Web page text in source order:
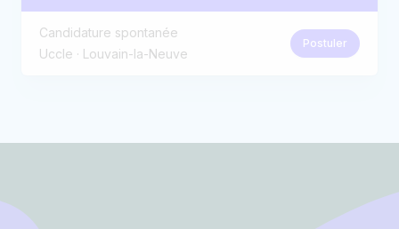
Candidature spontanée
Uccle · Louvain-la-Neuve
Postuler